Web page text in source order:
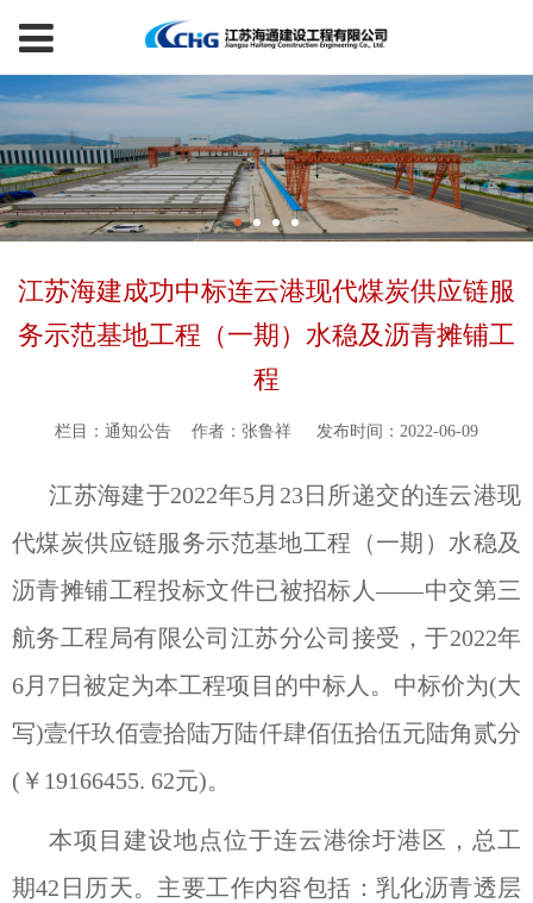
江苏海建成功中标连云港现代煤炭供应链服
务示范基地工程（一期）水稳及沥青摊铺工
程
栏目：通知公告 作者：张鲁祥 发布时间：2022-06-09
江苏海建于2022年5月23日所递交的连云港现
代煤炭供应链服务示范基地工程（一期）水稳及
沥青摊铺工程投标文件已被招标人——中交第三
航务工程局有限公司江苏分公司接受，于2022年
6月7日被定为本工程项目的中标人。中标价为(大
写)壹仟玖佰壹拾陆万陆仟肆佰伍拾伍元陆角贰分
(￥19166455. 62元)。
本项目建设地点位于连云港徐圩港区，总工
期42日历天。主要工作内容包括：乳化沥青透层